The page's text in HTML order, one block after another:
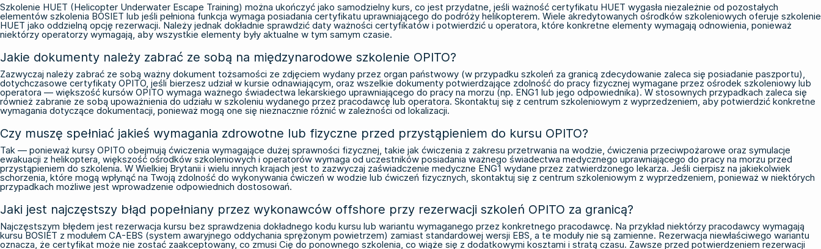
Szkolenie HUET (Helicopter Underwater Escape Training) można ukończyć jako samodzielny kurs, co jest przydatne, jeśli ważność certyfikatu HUET wygasła niezależnie od pozostałych
elementów szkolenia BOSIET lub jeśli pełniona funkcja wymaga posiadania certyfikatu uprawniającego do podróży helikopterem. Wiele akredytowanych ośrodków szkoleniowych oferuje szkolenie
HUET jako oddzielną opcję rezerwacji. Należy jednak dokładnie sprawdzić daty ważności certyfikatów i potwierdzić u operatora, które konkretne elementy wymagają odnowienia, ponieważ
niektórzy operatorzy wymagają, aby wszystkie elementy były aktualne w tym samym czasie.
Jakie dokumenty należy zabrać ze sobą na międzynarodowe szkolenie OPITO?
Zazwyczaj należy zabrać ze sobą ważny dokument tożsamości ze zdjęciem wydany przez organ państwowy (w przypadku szkoleń za granicą zdecydowanie zaleca się posiadanie paszportu),
dotychczasowe certyfikaty OPITO, jeśli bierzesz udział w kursie odnawiającym, oraz wszelkie dokumenty potwierdzające zdolność do pracy fizycznej wymagane przez ośrodek szkoleniowy lub
operatora — większość kursów OPITO wymaga ważnego świadectwa lekarskiego uprawniającego do pracy na morzu (np. ENG1 lub jego odpowiednika). W stosownych przypadkach zaleca się
również zabranie ze sobą upoważnienia do udziału w szkoleniu wydanego przez pracodawcę lub operatora. Skontaktuj się z centrum szkoleniowym z wyprzedzeniem, aby potwierdzić konkretne
wymagania dotyczące dokumentacji, ponieważ mogą one się nieznacznie różnić w zależności od lokalizacji.
Czy muszę spełniać jakieś wymagania zdrowotne lub fizyczne przed przystąpieniem do kursu OPITO?
Tak — ponieważ kursy OPITO obejmują ćwiczenia wymagające dużej sprawności fizycznej, takie jak ćwiczenia z zakresu przetrwania na wodzie, ćwiczenia przeciwpożarowe oraz symulacje
ewakuacji z helikoptera, większość ośrodków szkoleniowych i operatorów wymaga od uczestników posiadania ważnego świadectwa medycznego uprawniającego do pracy na morzu przed
przystąpieniem do szkolenia. W Wielkiej Brytanii i wielu innych krajach jest to zazwyczaj zaświadczenie medyczne ENG1 wydane przez zatwierdzonego lekarza. Jeśli cierpisz na jakiekolwiek
schorzenia, które mogą wpłynąć na Twoją zdolność do wykonywania ćwiczeń w wodzie lub ćwiczeń fizycznych, skontaktuj się z centrum szkoleniowym z wyprzedzeniem, ponieważ w niektórych
przypadkach możliwe jest wprowadzenie odpowiednich dostosowań.
Jaki jest najczęstszy błąd popełniany przez wykonawców offshore przy rezerwacji szkoleń OPITO za granicą?
Najczęstszym błędem jest rezerwacja kursu bez sprawdzenia dokładnego kodu kursu lub wariantu wymaganego przez konkretnego pracodawcę. Na przykład niektórzy pracodawcy wymagają
kursu BOSIET z modułem CA-EBS (system awaryjnego oddychania sprężonym powietrzem) zamiast standardowej wersji EBS, a te moduły nie są zamienne. Rezerwacja niewłaściwego wariantu
oznacza, że certyfikat może nie zostać zaakceptowany, co zmusi Cię do ponownego szkolenia, co wiąże się z dodatkowymi kosztami i stratą czasu. Zawsze przed potwierdzeniem rezerwacji